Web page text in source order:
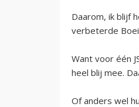
Daarom, ik blijf
verbeterde
Want voor één
heel blij mee.
Of anders wel